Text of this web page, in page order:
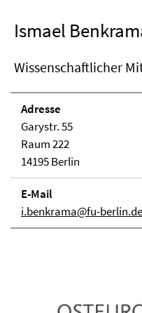
Ismael
Wissenschaftlicher
Adresse
Garystr. 55
Raum 222
14195 Berlin
E-Mail
i.benkrama@fu-berlin.de